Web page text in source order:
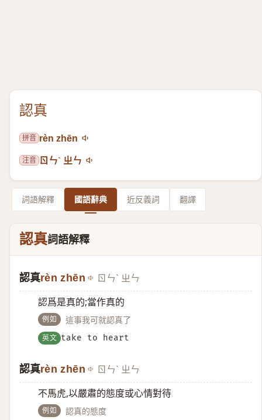
認真
拼音 rèn zhēn
注音 ㄖㄣˋ ㄓㄣ
詞語解釋 國語辭典 近反義詞 翻譯
認真詞語解釋
認真rèn zhēn ㄖㄣˋ ㄓㄣ
認爲是真的;當作真的
例如 這事我可就認真了
英文 take to heart
認真rèn zhēn ㄖㄣˋ ㄓㄣ
不馬虎,以嚴肅的態度或心情對待
例如 認真的態度